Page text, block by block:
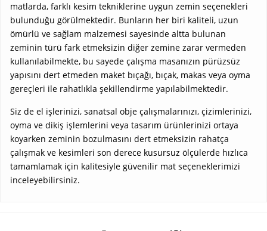
matlarda, farklı kesim tekniklerine uygun zemin seçenekleri
bulunduğu görülmektedir. Bunların her biri kaliteli, uzun
ömürlü ve sağlam malzemesi sayesinde altta bulunan
zeminin türü fark etmeksizin diğer zemine zarar vermeden
kullanılabilmekte, bu sayede çalışma masanızın pürüzsüz
yapısını dert etmeden maket bıçağı, bıçak, makas veya oyma
gereçleri ile rahatlıkla şekillendirme yapılabilmektedir.
Siz de el işlerinizi, sanatsal obje çalışmalarınızı, çizimlerinizi,
oyma ve dikiş işlemlerini veya tasarım ürünlerinizi ortaya
koyarken zeminin bozulmasını dert etmeksizin rahatça
çalışmak ve kesimleri son derece kusursuz ölçülerde hızlıca
tamamlamak için kalitesiyle güvenilir mat seçeneklerimizi
inceleyebilirsiniz.